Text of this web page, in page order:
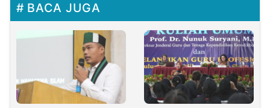
BACA JUGA